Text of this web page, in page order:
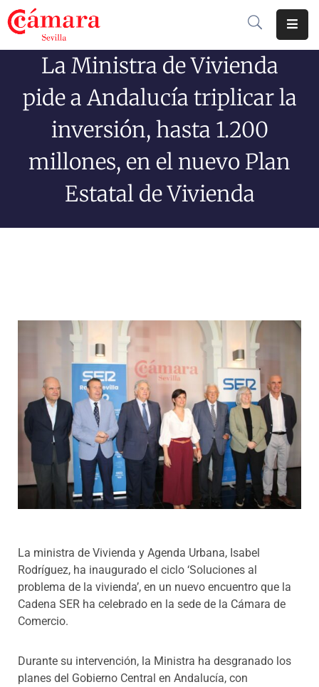
Cámara
Comercio
Soluciones
Club
La Ministra de Vivienda
pide a Andalucía triplicar la
inversión, hasta 1.200
millones, en el nuevo Plan
Estatal de Vivienda
La ministra de Vivienda y Agenda Urbana, Isabel
Rodríguez, ha inaugurado el ciclo ‘Soluciones al
problema de la vivienda’, en un nuevo encuentro que la
Cadena SER ha celebrado en la sede de la Cámara de
Comercio.
Durante su intervención, la Ministra ha desgranado los
planes del Gobierno Central en Andalucía, con